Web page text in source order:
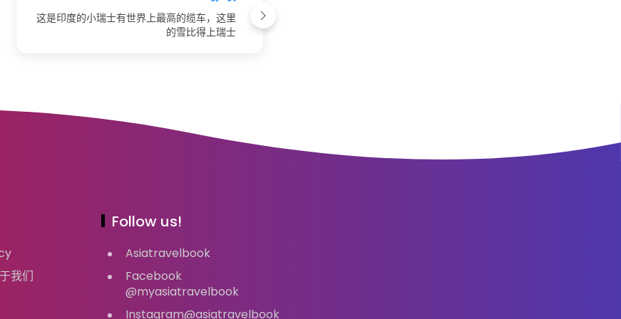
这是印度的小瑞士有世界上最高的缆车，这里
的雪比得上瑞士
我们
Follow us!
Asiatravelbook
Facebook
@myasiatravelbook
Instagram@asiatravelbook